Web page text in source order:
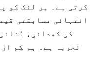
کرتی ہے۔ ہر لنک کو
انتہائی مسابقتی
کی کھدائی،
تجربہ ہے۔ ہم کم